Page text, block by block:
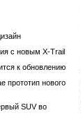
с новым X-Trail
к обновлению
прототип нового
SUV во